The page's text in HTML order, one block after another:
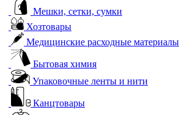
Мешки, сетки, сумки
Хозтовары
Медицинские расходные материалы
Бытовая химия
Упаковочные ленты и нити
Канцтовары